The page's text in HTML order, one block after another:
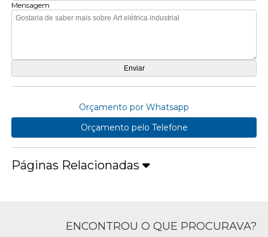
Mensagem
Orçamento por Whatsapp
Orçamento pelo Telefone
Páginas Relacionadas
ENCONTROU O QUE PROCURAVA?